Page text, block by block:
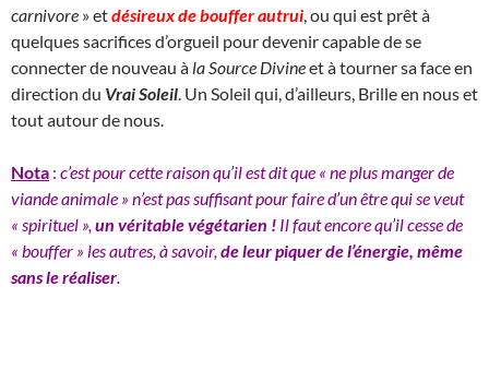
carnivore » etdésireux debouffer autrui , ou qui est prêt à
quelques sacrifices d’orgueil pour devenir capable de se
connecter de nouveau à la Source Divineet à tourner sa face en
direction du Vrai Soleil . Un Soleil qui, d’ailleurs, Brille en nous et
tout autour de nous.
Nota : c’est pour cette raison qu’il est dit que « ne plus manger de
viande animale » n’est pas suffisant pour faire d’un être qui se veut
« spirituel », un véritable végétarien ! Il faut encore qu’il cesse de
« bouffer » les autres, à savoir, de leur piquer de l’énergie, même
sans le réaliser